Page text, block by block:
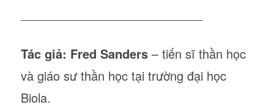
Tác giả: Fred Sanders– tiến sĩ thần học
và giáo sư thần học tại trường đại học
Biola.